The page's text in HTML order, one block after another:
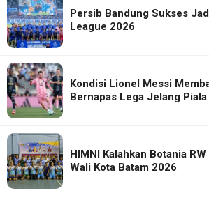
Persib Bandung Sukses
League 2026
Kondisi Lionel Messi
Bernapas Lega Jelang
HIMNI Kalahkan Botania
Wali Kota Batam 2026